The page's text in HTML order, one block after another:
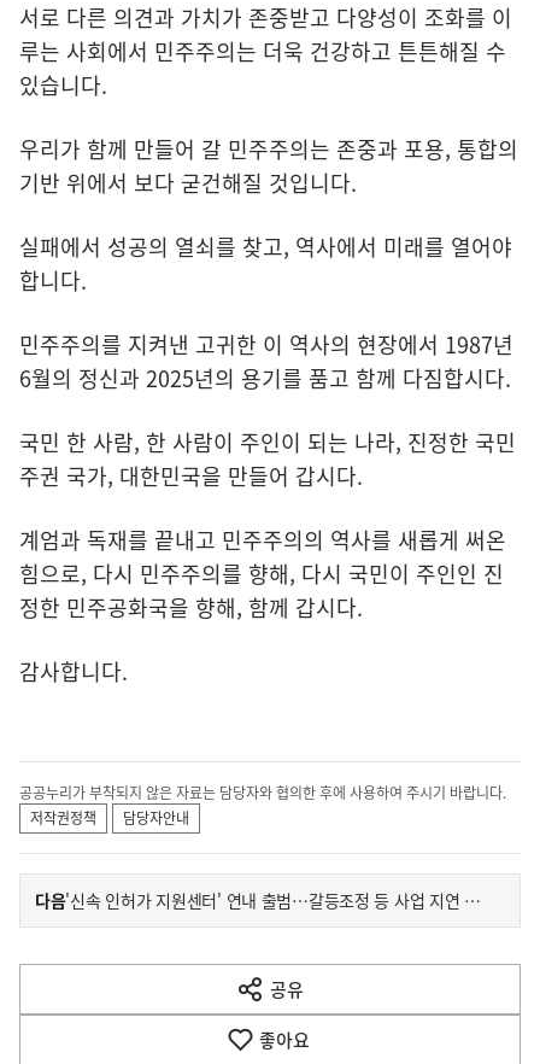
서로 다른 의견과 가치가 존중받고 다양성이 조화를 이
루는 사회에서 민주주의는 더욱 건강하고 튼튼해질 수
있습니다.
우리가 함께 만들어 갈 민주주의는 존중과 포용, 통합의
기반 위에서 보다 굳건해질 것입니다.
실패에서 성공의 열쇠를 찾고, 역사에서 미래를 열어야
합니다.
민주주의를 지켜낸 고귀한 이 역사의 현장에서 1987년
6월의 정신과 2025년의 용기를 품고 함께 다짐합시다.
국민 한 사람, 한 사람이 주인이 되는 나라, 진정한 국민
주권 국가, 대한민국을 만들어 갑시다.
계엄과 독재를 끝내고 민주주의의 역사를 새롭게 써온
힘으로, 다시 민주주의를 향해, 다시 국민이 주인인 진
정한 민주공화국을 향해, 함께 갑시다.
감사합니다.
공공누리가 부착되지 않은 자료는 담당자와 협의한 후에 사용하여 주시기 바랍니다.
저작권정책
담당자안내
이
전
다
음
다음기
사
'신속 인허가 지원센터' 연내 출범…갈등조정 등 사업 지연 최소화
공유
열
기
좋아요